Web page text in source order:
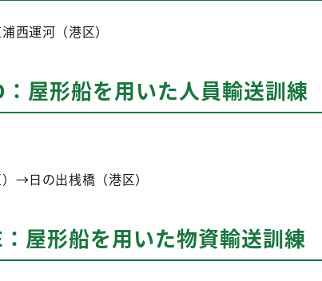
西運河（港区）
：屋形船を用いた人員輸送訓練
→日の出桟橋（港区）
：屋形船を用いた物資輸送訓練